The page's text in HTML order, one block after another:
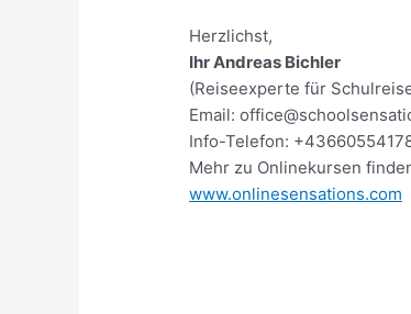
Herzlichst,
Ihr Andreas Bichler
(Reiseexperte für
Email:
Info-Telefon:
Mehr zu Onlinekursen
www.onlinesensations.com